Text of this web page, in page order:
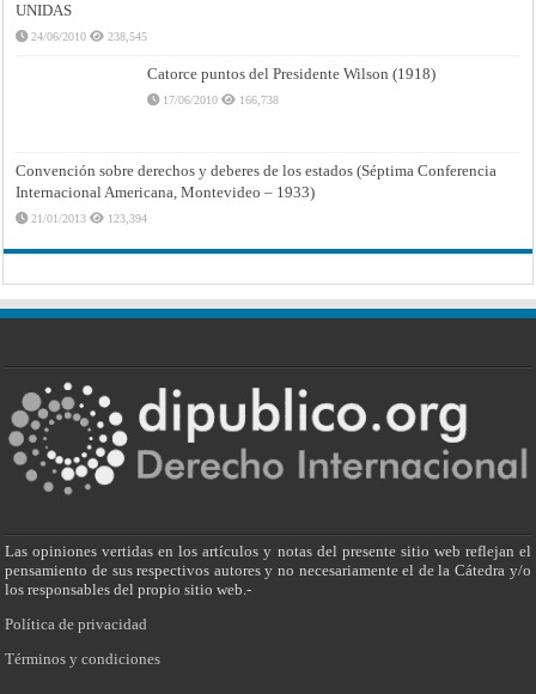
UNIDAS
24/06/2010 238,545
Catorce puntos del Presidente Wilson (1918)
17/06/2010 166,738
Convención sobre derechos y deberes de los estados (Séptima Conferencia
Internacional Americana, Montevideo – 1933)
21/01/2013 123,394
Las opiniones vertidas en los artículos y notas del presente sitio web reflejan el
pensamiento de sus respectivos autores y no necesariamente el de la Cátedra y/o
los responsables del propio sitio web.-
Política de privacidad
Términos y condiciones